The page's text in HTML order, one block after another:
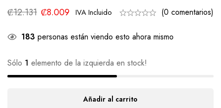
₡12.131 ₡8.009 IVA Incluido (0 comentarios)
183 personas están viendo esto ahora mismo
Sólo 1 elemento de la izquierda en stock!
Añadir al carrito